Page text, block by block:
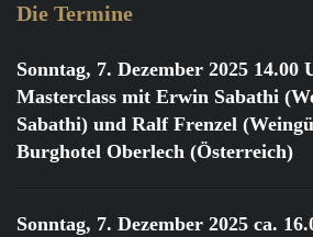
Die Termine
Sonntag, 7. Dezember 2025 14.00
Masterclass mit Erwin Sabathi
Sabathi) und Ralf Frenzel
Burghotel Oberlech (Österreich)
Sonntag, 7. Dezember 2025 ca.